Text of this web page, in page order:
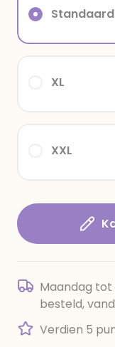
XXL
XL
Standaard
Maandag tot
besteld,
Verdien 5